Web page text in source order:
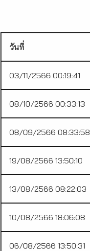
วันที่
03/11/2566 00:19:41
08/10/2566 00:33:13
08/09/2566 08:33:58
19/08/2566 13:50:10
13/08/2566 08:22:03
10/08/2566 18:06:08
06/08/2566 13:50:31